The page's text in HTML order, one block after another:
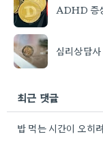
ADHD 증
심리상담
최근 댓글